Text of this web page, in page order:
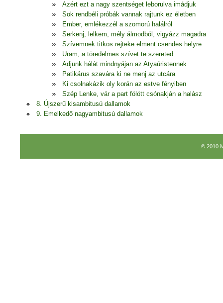
Azért ezt a nagy szentséget leborulva imádjuk
Sok rendbéli próbák vannak rajtunk ez életben
Ember, emlékezzél a szomorú halálról
Serkenj, lelkem, mély álmodból, vigyázz magadra
Szívemnek titkos rejteke elment csendes helyre
Uram, a töredelmes szívet te szereted
Adjunk hálát mindnyájan az Atyaúristennek
Patikárus szavára ki ne menj az utcára
Ki csolnakázik oly korán az estve fényiben
Szép Lenke, vár a part fölött csónakján a halász
8. Újszerű kisambitusú dallamok
9. Emelkedő nagyambitusú dallamok
© 2010